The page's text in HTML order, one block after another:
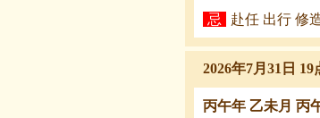
忌
赴任 出行 修
2026年7月31日
丙午年 乙未月 丙